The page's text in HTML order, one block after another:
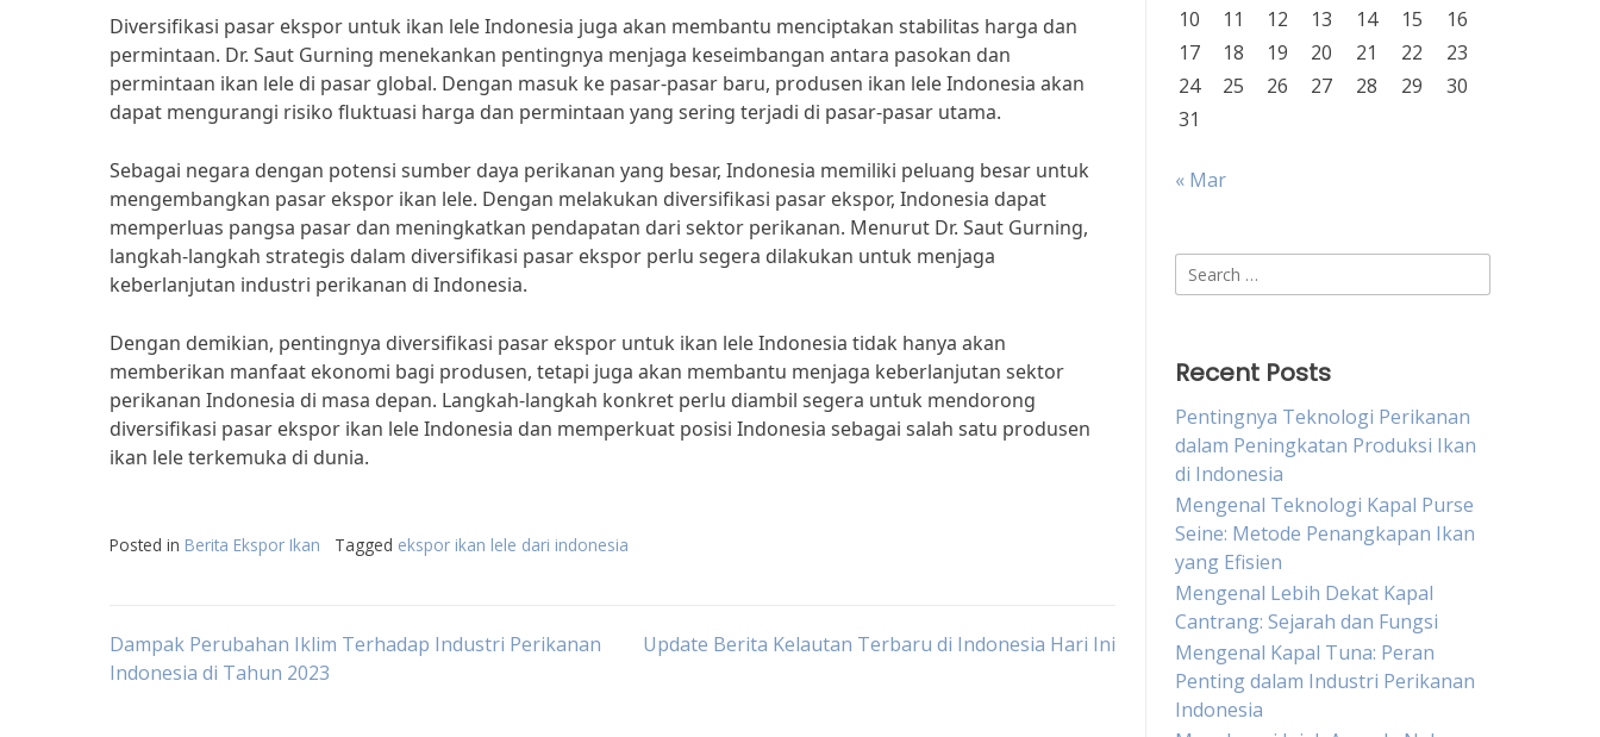
Diversifikasi pasar ekspor untuk ikan lele Indonesia juga akan membantu menciptakan stabilitas harga dan
permintaan. Dr. Saut Gurning menekankan pentingnya menjaga keseimbangan antara pasokan dan
permintaan ikan lele di pasar global. Dengan masuk ke pasar-pasar baru, produsen ikan lele Indonesia akan
dapat mengurangi risiko fluktuasi harga dan permintaan yang sering terjadi di pasar-pasar utama.
Sebagai negara dengan potensi sumber daya perikanan yang besar, Indonesia memiliki peluang besar untuk
mengembangkan pasar ekspor ikan lele. Dengan melakukan diversifikasi pasar ekspor, Indonesia dapat
memperluas pangsa pasar dan meningkatkan pendapatan dari sektor perikanan. Menurut Dr. Saut Gurning,
langkah-langkah strategis dalam diversifikasi pasar ekspor perlu segera dilakukan untuk menjaga
keberlanjutan industri perikanan di Indonesia.
Dengan demikian, pentingnya diversifikasi pasar ekspor untuk ikan lele Indonesia tidak hanya akan
memberikan manfaat ekonomi bagi produsen, tetapi juga akan membantu menjaga keberlanjutan sektor
perikanan Indonesia di masa depan. Langkah-langkah konkret perlu diambil segera untuk mendorong
diversifikasi pasar ekspor ikan lele Indonesia dan memperkuat posisi Indonesia sebagai salah satu produsen
ikan lele terkemuka di dunia.
Posted in Berita Ekspor Ikan Tagged ekspor ikan lele dari indonesia
Post
Dampak Perubahan Iklim Terhadap Industri Perikanan
Indonesia di Tahun 2023
Update Berita Kelautan Terbaru di Indonesia Hari Ini
10
11 12 13 14 15
16
17
18 19 20 21 22
23
24
25 26 27 28 29
30
31
« Mar
Search
for:
Recent Posts
Pentingnya Teknologi Perikanan
dalam Peningkatan Produksi Ikan
di Indonesia
Mengenal Teknologi Kapal Purse
Seine: Metode Penangkapan Ikan
yang Efisien
Mengenal Lebih Dekat Kapal
Cantrang: Sejarah dan Fungsi
Mengenal Kapal Tuna: Peran
Penting dalam Industri Perikanan
Indonesia